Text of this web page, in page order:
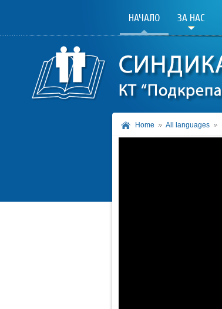
НАЧАЛО ЗА НАС
Home All languages